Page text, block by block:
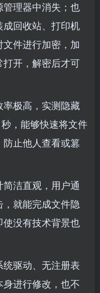
理器中消失；也
回收站、打印机
件进行加密，加
开，解密后才可
率极高，实测隐藏
，能够快速将文件
止他人查看或篡
简洁直观，用户通
就能完成文件隐
没有技术背景也
统驱动、无注册表
进行修改，也不